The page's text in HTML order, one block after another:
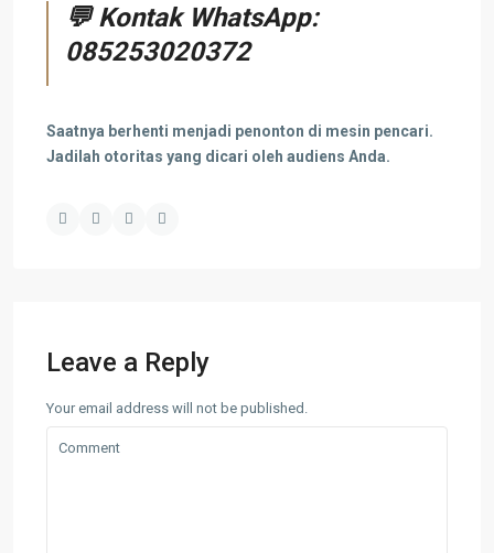
💬 Kontak WhatsApp:
085253020372
Saatnya berhenti menjadi penonton di mesin pencari.
Jadilah otoritas yang dicari oleh audiens Anda.
Leave a Reply
Your email address will not be published.